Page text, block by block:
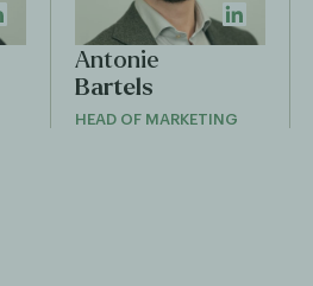
Antonie
Bartels
HEAD OF MARKETING